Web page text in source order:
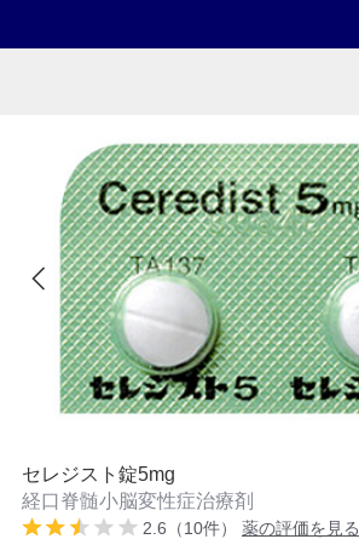
セレジスト錠5mg
経口脊髄小脳変性症治療剤
2.6（10件） 薬の評価を見る